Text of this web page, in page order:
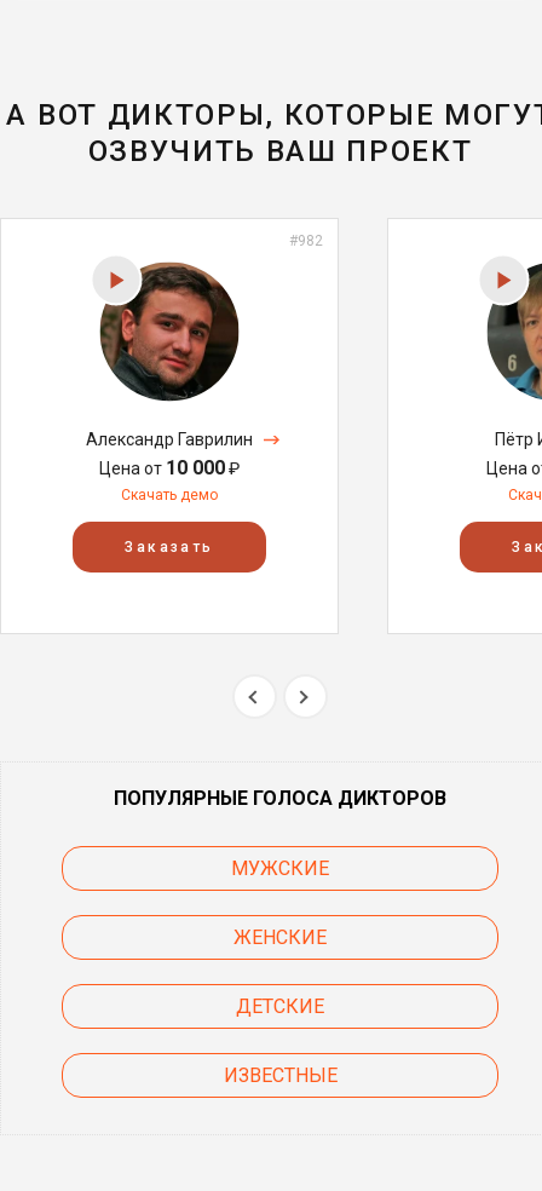
А ВОТ ДИКТОРЫ, КОТОРЫЕ
ОЗВУЧИТЬ ВАШ ПРОЕКТ
#982
Александр Гаврилин
Цена от 10 000₽
Скачать демо
Заказать
Пётр
Цена
ПОПУЛЯРНЫЕ ГОЛОСА ДИКТОРОВ
МУЖСКИЕ
ЖЕНСКИЕ
ДЕТСКИЕ
ИЗВЕСТНЫЕ